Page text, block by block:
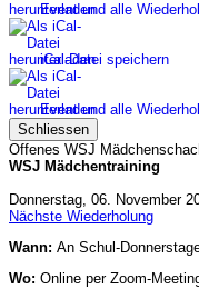
Event und alle
iCal-Datei speichern
Event und alle
Schliessen
Offenes WSJ
WSJ Mädchentraining
Donnerstag, 06. November
Nächste Wiederholung
Wann: An Schul-
Wo: Online per Zoom-